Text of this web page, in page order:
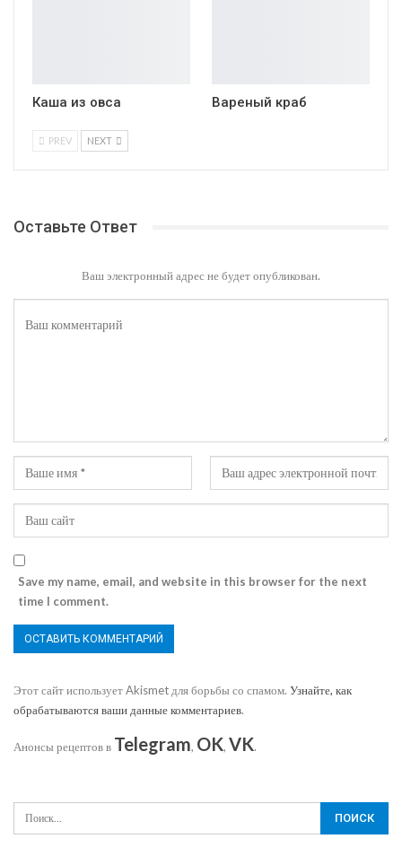
Каша из овса Вареный краб
PREV NEXT
Оставьте Ответ
Ваш электронный адрес не будет опубликован.
Save my name, email, and website in this browser for the next
time I comment.
Этот сайт использует Akismet для борьбы со спамом. Узнайте, как
обрабатываются ваши данные комментариев.
Анонсы рецептов в Telegram, OK, VK.